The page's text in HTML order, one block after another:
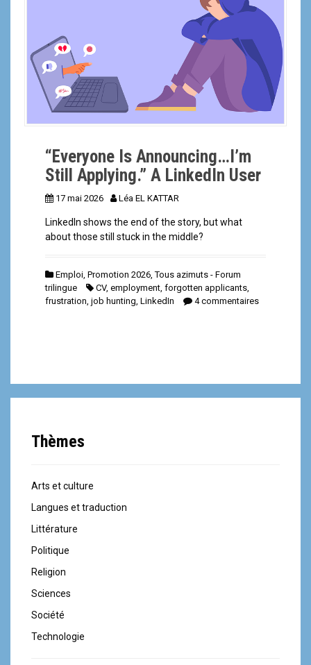
“Everyone Is Announcing…I’m
Still Applying.” A LinkedIn User
17 mai 2026 Léa EL KATTAR
LinkedIn shows the end of the story, but what
about those still stuck in the middle?
Emploi, Promotion 2026,Tous azimuts - Forum
trilingue
CV, employment, forgotten applicants,
frustration, job hunting, LinkedIn 4 commentaires
Thèmes
Arts et culture
Langues et traduction
Littérature
Politique
Religion
Sciences
Société
Technologie